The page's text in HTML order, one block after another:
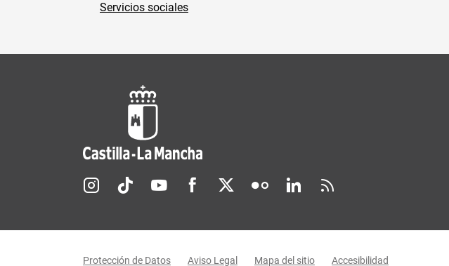
Servicios sociales
Redes sociales JCCM
Protección de Datos Aviso Legal Mapa del sitio Accesibilidad